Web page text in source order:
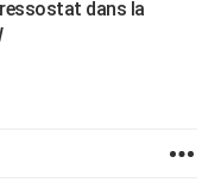
dans la